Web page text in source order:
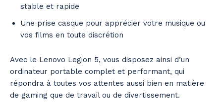
stable et rapide
Une prise casque pour apprécier votre musique ou
vos films en toute discrétion
Avec le Lenovo Legion 5, vous disposez ainsi d’un
ordinateur portable complet et performant, qui
répondra à toutes vos attentes aussi bien en matière
de gaming que de travail ou de divertissement.